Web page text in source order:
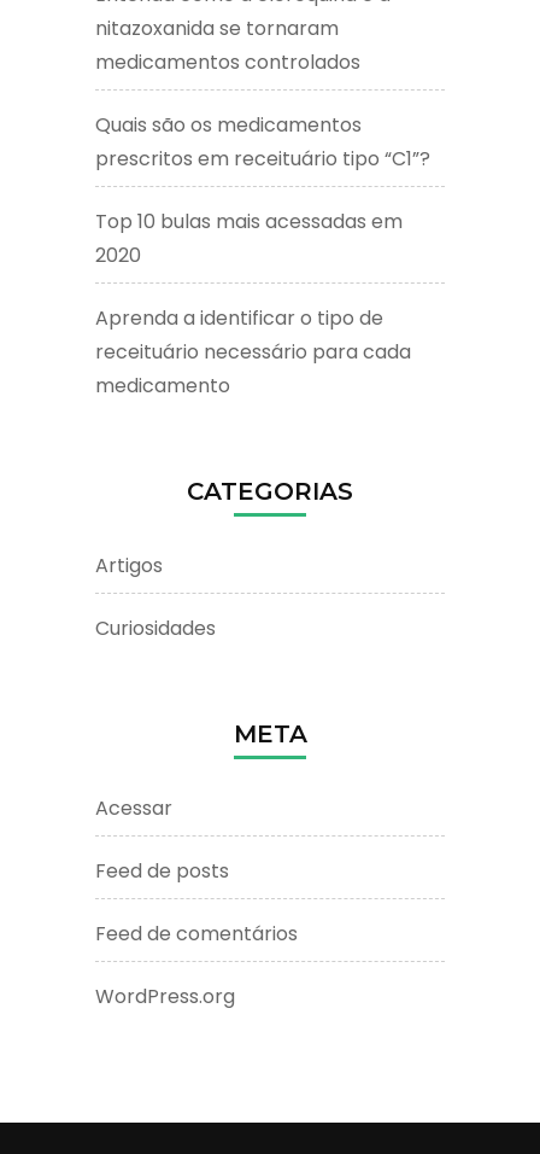
nitazoxanida se tornaram
medicamentos controlados
Quais são os medicamentos
prescritos em receituário tipo “C1”?
Top 10 bulas mais acessadas em
2020
Aprenda a identificar o tipo de
receituário necessário para cada
medicamento
CATEGORIAS
Artigos
Curiosidades
META
Acessar
Feed de posts
Feed de comentários
WordPress.org